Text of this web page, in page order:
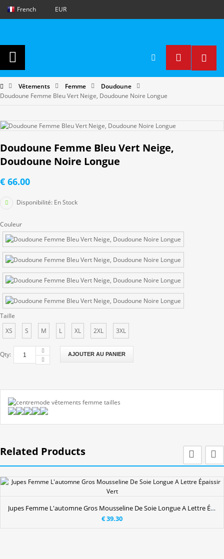
French EUR
Vêtements Femme
Doudoune
Doudoune Femme Bleu Vert Neige, Doudoune Noire Longue
Doudoune Femme Bleu Vert Neige,
Doudoune Noire Longue
€ 66.00
Disponibilité: En Stock
Couleur
Taille
XS
S M L XL 2XL 3XL
Qty: AJOUTER AU PANIER
Related Products
Jupes Femme L'automne Gros Mousseline De Soie Longue A Lettre Épaissir Vert
€ 39.30